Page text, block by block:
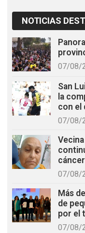
NOTICIAS
07/08/
San
la
con el
07/08/
cáncer
07/08/
Más
de
por el
07/08/